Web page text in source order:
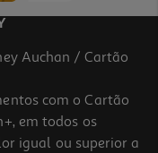
Auchan / Cartão
com o Cartão
em todos os
igual ou superior a